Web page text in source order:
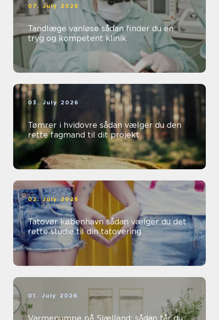
07. July 2026
Tandlæge vanløse sådan finder du en
tryg og kompetent klinik
03. July 2026
Tømrer i hvidovre sådan vælger du den
rette fagmand til dit projekt
02. July 2026
Tatovør københavn sådan vælger du det
rette studie til din tatovering
01. July 2026